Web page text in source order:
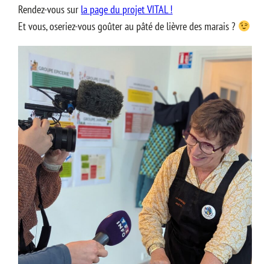
Rendez-vous sur la page du projet VITAL !
Et vous, oseriez-vous goûter au pâté de lièvre des marais ?